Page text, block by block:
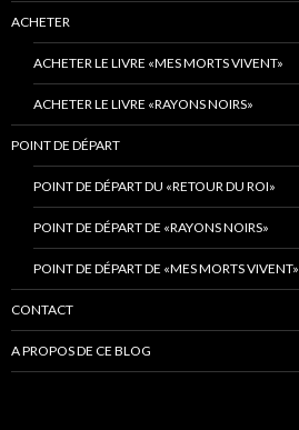
ACHETER
ACHETER LE LIVRE «MES MORTS VIVENT»
ACHETER LE LIVRE «RAYONS NOIRS»
POINT DE DÉPART
POINT DE DÉPART DU «RETOUR DU ROI»
POINT DE DÉPART DE «RAYONS NOIRS»
POINT DE DÉPART DE «MES MORTS VIVENT»
CONTACT
A PROPOS DE CE BLOG